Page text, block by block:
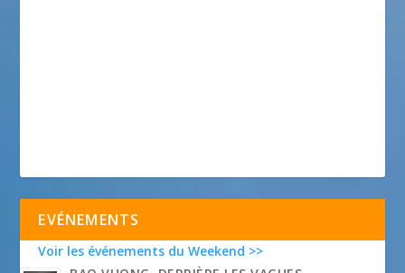
EVÉNEMENTS
Voir les événements du Weekend >>